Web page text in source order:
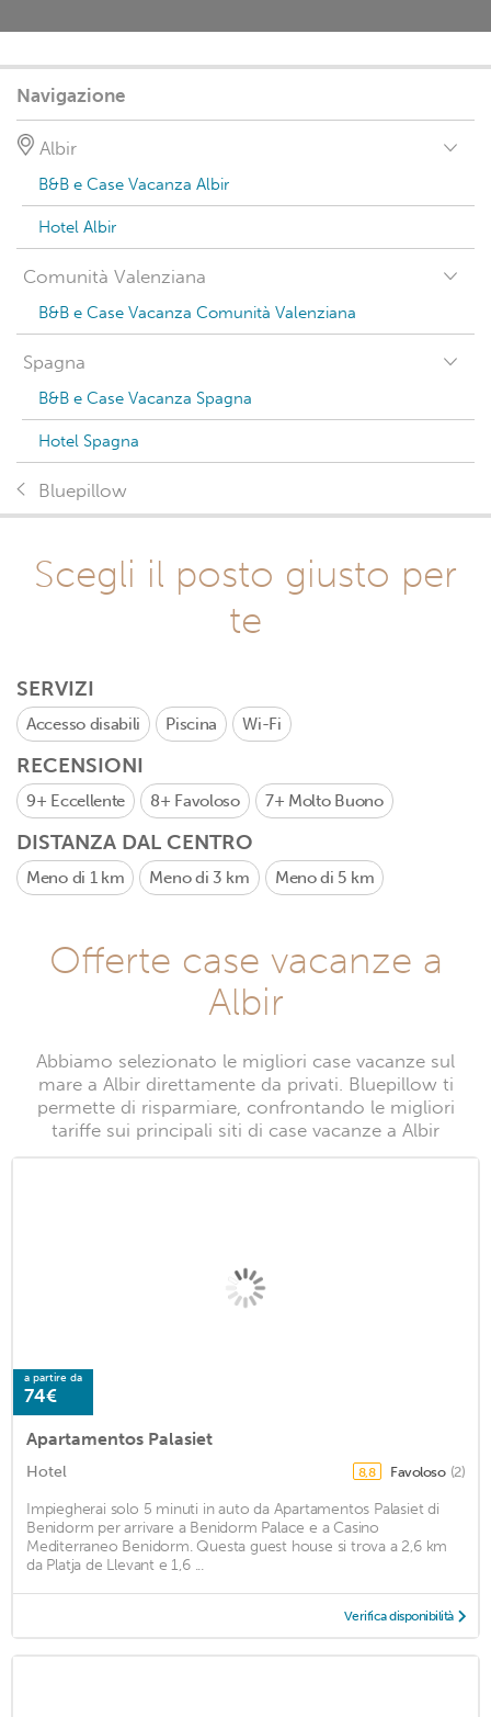
Navigazione
Albir
B&B e Case Vacanza Albir
Hotel Albir
Comunità Valenziana
B&B e Case Vacanza Comunità Valenziana
Spagna
B&B e Case Vacanza Spagna
Hotel Spagna
Bluepillow
Scegli il posto giusto per
te
SERVIZI
Accesso disabili Piscina Wi-Fi
RECENSIONI
9+ Eccellente 8+ Favoloso 7+ Molto Buono
DISTANZA DAL CENTRO
Meno di 1 km Meno di 3 km Meno di 5 km
Offerte case vacanze a
Albir
Abbiamo selezionato le migliori case vacanze sul
mare a Albir direttamente da privati. Bluepillow ti
permette di risparmiare, confrontando le migliori
tariffe sui principali siti di case vacanze a Albir
a partire da
74€
Apartamentos Palasiet
Hotel 8,8 Favoloso (2)
Impiegherai solo 5 minuti in auto da Apartamentos Palasiet di
Benidorm per arrivare a Benidorm Palace e a Casino
Mediterraneo Benidorm. Questa guest house si trova a 2,6 km
da Platja de Llevant e 1,6 ...
Verifica disponibilità